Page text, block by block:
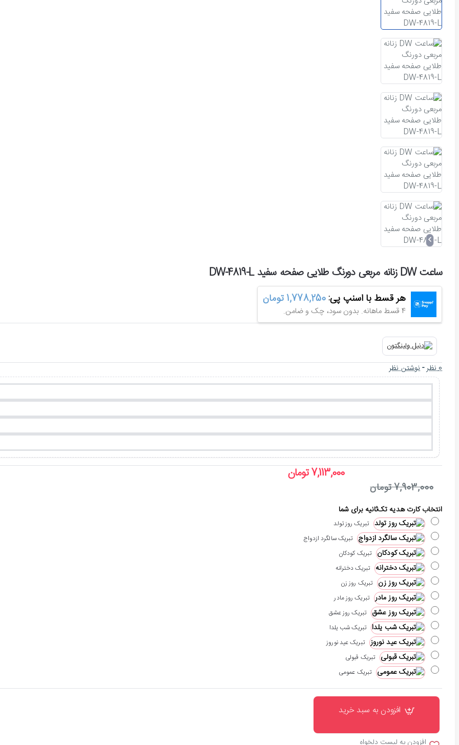
ساعت DW زنانه مربعی دورنگ طلایی صفحه سفید DW-4819-L
هر قسط با اسنپ پی:1,778,250 تومان
4 قسط ماهانه. بدون سود، چک و ضامن.
0 نظر -نوشتن نظر
7,113,000 تومان
7,903,000 تومان
انتخاب کارت هدیه تک‌ثانیه برای شما
تبریک روز تولد
تبریک سالگرد ازدواج
تبریک کودکان
تبریک دخترانه
تبریک روز زن
تبریک روز مادر
تبریک روز عشق
تبریک شب یلدا
تبریک عید نوروز
تبریک قبولی
تبریک عمومی
افزودن به سبد خرید
افزودن به لیست دلخواه